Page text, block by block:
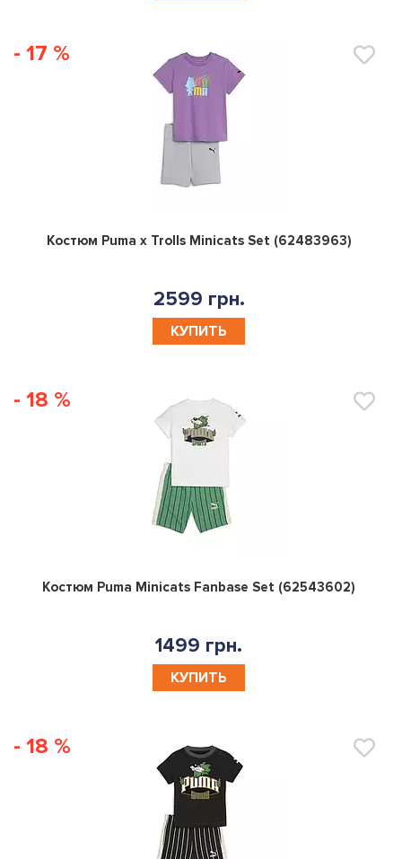
- 17 %
0
Костюм Puma x Trolls Minicats Set (62483963)
2599 грн.
КУПИТЬ
- 18 %
0
Костюм Puma Minicats Fanbase Set (62543602)
1499 грн.
КУПИТЬ
- 18 %